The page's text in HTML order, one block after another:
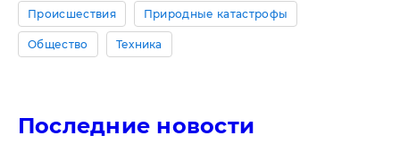
Происшествия Природные катастрофы
Общество Техника
Последние новости